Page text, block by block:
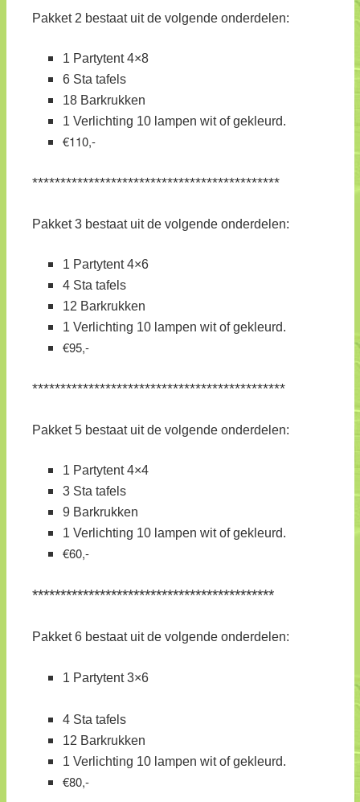
Pakket 2 bestaat uit de volgende onderdelen:
1 Partytent 4×8
6 Sta tafels
18 Barkrukken
1 Verlichting 10 lampen wit of gekleurd.
€110,-
********************************************
Pakket 3 bestaat uit de volgende onderdelen:
1 Partytent 4×6
4 Sta tafels
12 Barkrukken
1 Verlichting 10 lampen wit of gekleurd.
€95,-
*********************************************
Pakket 5 bestaat uit de volgende onderdelen:
1 Partytent 4×4
3 Sta tafels
9 Barkrukken
1 Verlichting 10 lampen wit of gekleurd.
€60,-
*******************************************
Pakket 6 bestaat uit de volgende onderdelen:
1 Partytent 3×6
4 Sta tafels
12 Barkrukken
1 Verlichting 10 lampen wit of gekleurd.
€80,-